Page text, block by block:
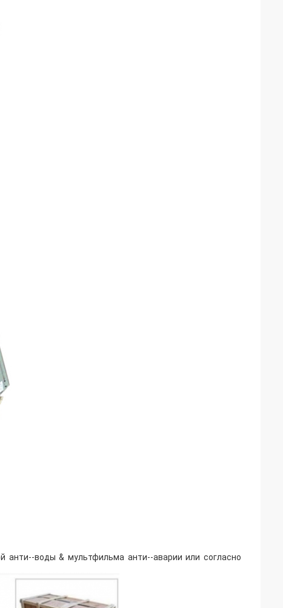
анти--воды & мультфильма анти--аварии или согласно